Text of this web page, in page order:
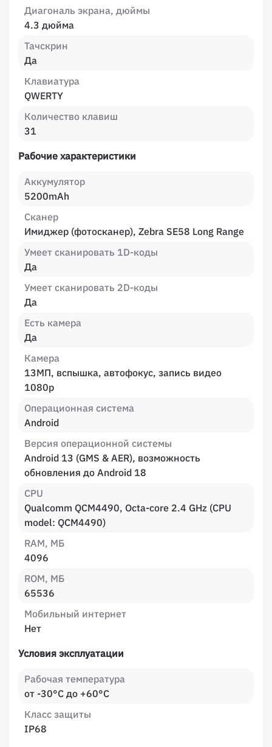
Диагональ экрана, дюймы
4.3 дюйма
Тачскрин
Да
Клавиатура
QWERTY
Количество клавиш
31
Рабочие характеристики
Аккумулятор
5200mAh
Сканер
Имиджер (фотосканер), Zebra SE58 Long Range
Умеет сканировать 1D-коды
Да
Умеет сканировать 2D-коды
Да
Есть камера
Да
Камера
13МП, вспышка, автофокус, запись видео
1080p
Операционная система
Android
Версия операционной системы
Android 13 (GMS & AER), возможность
обновления до Android 18
CPU
Qualcomm QCM4490, Octa-core 2.4 GHz (CPU
model: QCM4490)
RAM, МБ
4096
ROM, МБ
65536
Мобильный интернет
Нет
Условия эксплуатации
Рабочая температура
от -30°C до +60°C
Класс защиты
IP68